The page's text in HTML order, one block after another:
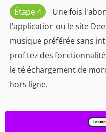
Étape 4
Une fois
l'application ou le site
musique préférée sans
profitez des
le téléchargement de
hors ligne.